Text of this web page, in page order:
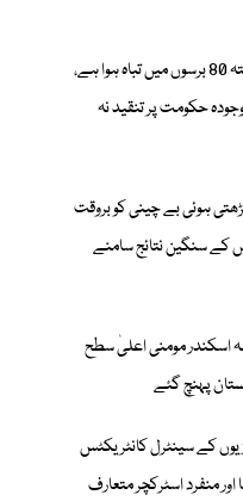
ملک کا نظام گزشتہ 80 برسوں میں تباہ ہوا ہے،
حکومت پر تنقید نہ
ہوئی بے چینی کو بروقت
کے سنگین نتائج سامنے
اسکندر مومنی اعلیٰ سطح
پہنچ گئے
کے سینٹرل کانٹریکٹس
منفرد اسٹرکچر متعارف